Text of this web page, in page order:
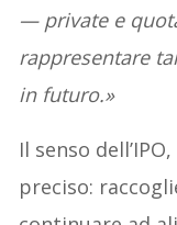
— private e
rappresentare
in futuro.»
Il senso
preciso: